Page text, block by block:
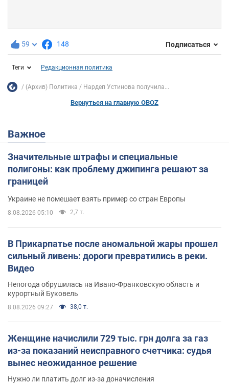
59 148 Подписаться
Теги Редакционная политика
(Архив) Политика Нардеп Устинова получила...
Вернуться на главную OBOZ
Важное
Значительные штрафы и специальные
полигоны: как проблему джипинга решают за
границей
Украине не помешает взять пример со стран Европы
8.08.2026 05:10 2,7 т.
В Прикарпатье после аномальной жары прошел
сильный ливень: дороги превратились в реки.
Видео
Непогода обрушилась на Ивано-Франковскую область и
курортный Буковель
8.08.2026 09:27 38,0 т.
Женщине начислили 729 тыс. грн долга за газ
из-за показаний неисправного счетчика: судья
вынес неожиданное решение
Нужно ли платить долг из-за доначисления